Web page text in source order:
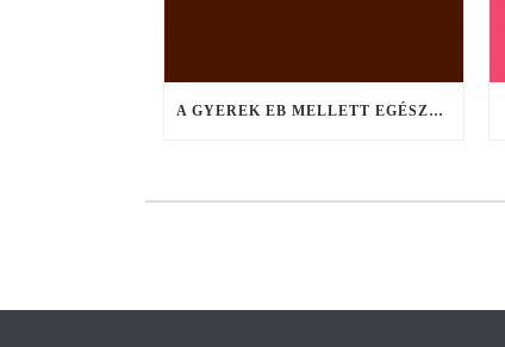
A GYEREK EB MELLETT EGÉSZSÉGESEBB